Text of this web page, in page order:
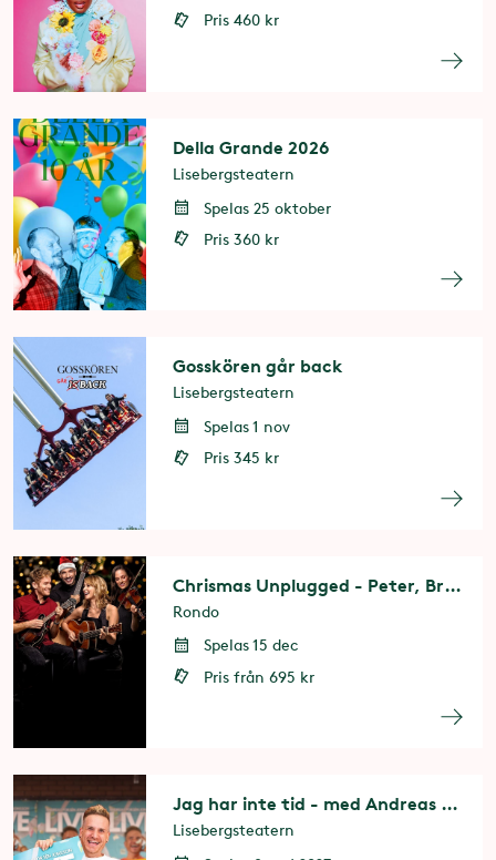
Pris 460 kr
Della Grande 2026
Lisebergsteatern
Spelas 25 oktober
Pris 360 kr
Gosskören går back
Lisebergsteatern
Spelas 1 nov
Pris 345 kr
Chrismas Unplugged - Peter, Bruno, Matilda & Petra
Rondo
Spelas 15 dec
Pris från 695 kr
Jag har inte tid - med Andreas Forsén Jonsson
Lisebergsteatern